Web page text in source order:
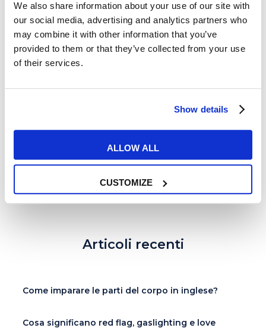
We also share information about your use of our site with
our social media, advertising and analytics partners who
may combine it with other information that you’ve
provided to them or that they’ve collected from your use
of their services.
Show details
ALLOW ALL
CUSTOMIZE
Esercizi e Grammatica
Le frasi più belle di Muhammad
Ali
6 7
Articoli recenti
Come imparare le parti del corpo in inglese?
Cosa significano red flag, gaslighting e love